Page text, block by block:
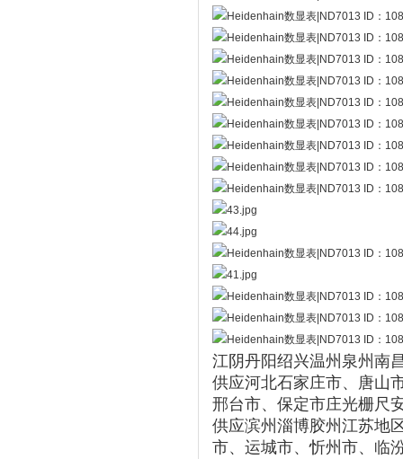
江阴丹阳绍兴温州泉州南
供应河北石家庄市、唐山
邢台市、保定市庄光栅尺
供应滨州淄博胶州江苏地
市、运城市、忻州市、临